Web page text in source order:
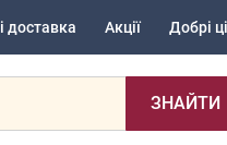
доставка Акції Добрі
ЗНАЙТИ